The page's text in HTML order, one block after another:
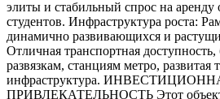
элиты и стабильный спрос на аренду
студентов. Инфраструктура роста:
динамично развивающихся и
Отличная транспортная
развязкам, станциям метро, развитая
инфраструктура.
ПРИВЛЕКАТЕЛЬНОСТЬ Этот объект